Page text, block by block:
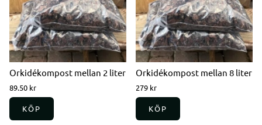
Orkidékompost mellan 2 liter
89.50 kr
KÖP
Orkidékompost mellan 8 liter
279 kr
KÖP